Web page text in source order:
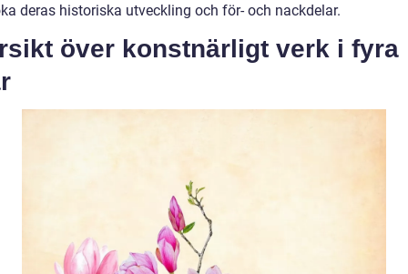
deras historiska utveckling och för- och nackdelar.
över konstnärligt verk i fyra